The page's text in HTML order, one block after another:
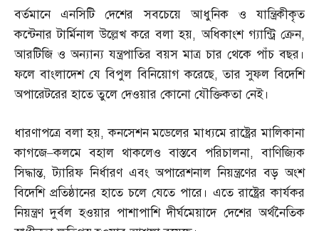
বর্তমানে এনসিটি দেশের সবচেয়ে আধুনিক ও যান্ত্রিকীকৃত
কন্টেনার টার্মিনাল উল্লেখ করে বলা হয়,অধিকাংশ গ্যান্ট্রি ক্রেন,
আরটিজি ও অন্যান্য যন্ত্রপাতির বয়স মাত্র চার থেকে পাঁচ বছর।
ফলে বাংলাদেশ যে বিপুল বিনিয়োগ করেছে,তার সুফল বিদেশি
অপারেটরের হাতে তুলে দেওয়ার কোনো যৌক্তিকতা নেই।
ধারণাপত্রে বলা হয়,কনসেশন মডেলের মাধ্যমে রাষ্ট্রের মালিকানা
কাগজে–কলমে বহাল থাকলেও বাস্তবে পরিচালনা,বাণিজ্যিক
সিদ্ধান্ত,ট্যারিফ নির্ধারণ এবং অপারেশনাল নিয়ন্ত্রণের বড় অংশ
বিদেশি প্রতিষ্ঠানের হাতে চলে যেতে পারে। এতে রাষ্ট্রের কার্যকর
নিয়ন্ত্রণ দুর্বল হওয়ার পাশাপাশি দীর্ঘমেয়াদে দেশের অর্থনৈতিক